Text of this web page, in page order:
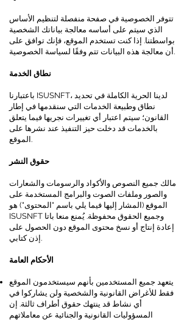
تتوفر الخصوصية في صفحة منفصلة لتنظيم الأساس
الذي سيتم على أساسه معالجة بياناتك الشخصية
بواسطتنا. إذا كنت تستخدم الموقع، فإنك توافق على
أن معالجة هذه البيانات تتم وفقًا لسياسة الخصوصية.
نطاق الخدمة
باعتبارنا ISUSNFT، لدينا الحرية الكاملة في تحديد
نطاق وطبيعة الخدمات التي سنقدمها في إطار
القانون؛ سيتم اعتبار أي تغييرات نجريها فيما يتعلق
بالخدمات قد دخلت حيز التنفيذ عند نشرها على
الموقع.
حقوق النشر
مالك جميع النصوص والأكواد والرسومات والشعارات
والصور وملفات الصوت والبرامج المستخدمة على
الموقع (المشار إليها فيما يلي باسم "المحتوى") هو
ISUSNFT وجميع الحقوق محفوظة. يُمنع منعا باتا
إعادة إنتاج أو نسخ محتوى الموقع دون الحصول على
إذن كتابي.
الأحكام العامة
يتعهد جميع المستخدمين بأنهم سيستخدمون الموقع
فقط للأغراض القانونية والشخصية ولن يشاركوا في
أي نشاط قد ينتهك حقوق أطراف ثالثة. إن
المسؤوليات القانونية والجنائية عن معاملاتهم